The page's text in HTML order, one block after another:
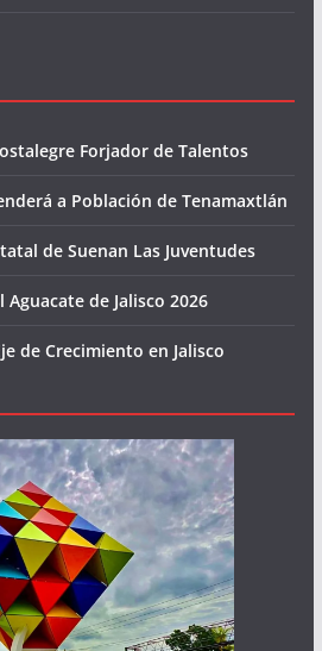
Forjador de Talentos
a Población de Tenamaxtlán
de Suenan Las Juventudes
de Jalisco 2026
de Crecimiento en Jalisco